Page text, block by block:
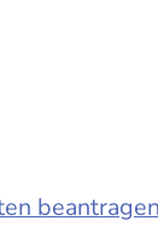
beantragen